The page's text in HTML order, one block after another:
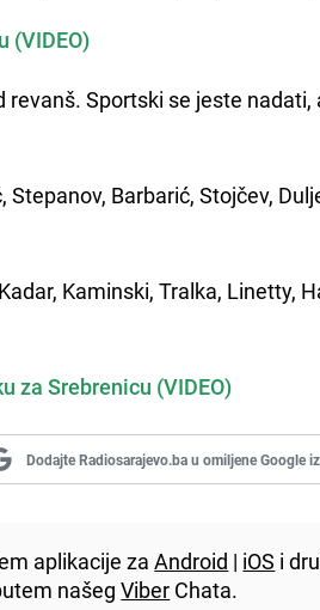
(VIDEO)
Sportski se jeste
Stepanov, Barbarić, Stojčev,
Kaminski, Tralka, Linetty,
za Srebrenicu (VIDEO)
Dodajte Radiosarajevo.ba u omiljene Google
aplikacije zaAndroid | iOS i
našegViber Chata.